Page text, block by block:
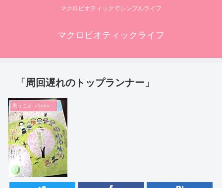
マクロビオティックでシンプルライフ
マクロビオティックライフ
「周回遅れのトップランナー」
思うこと（Sonoko編）